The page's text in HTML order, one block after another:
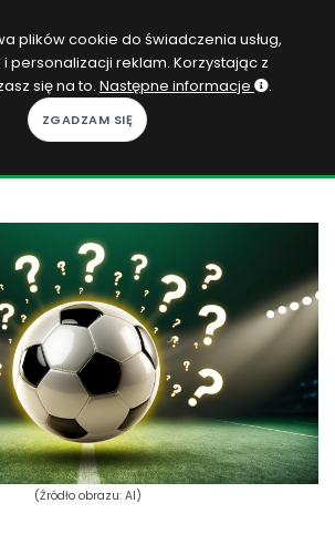
Zaloguj się
KOPACAK
plików cookie do świadczenia usług,
personalizacji reklam. Korzystając z
się na to. Następne informacje .
(Źródło obrazu: AI)